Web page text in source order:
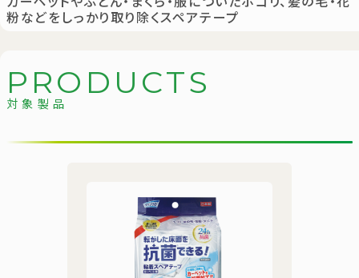
粉などをしっかり取り除くスペアテープ
P RO D U CTS
対象製品